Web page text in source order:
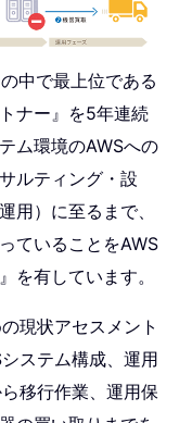
中で最上位である
ナー』を5年連続
ム環境のAWSへの
ルティング・設
用）に至るまで、
ていることをAWS
を有しています。
現状アセスメント
ステム構成、運用
移行作業、運用保